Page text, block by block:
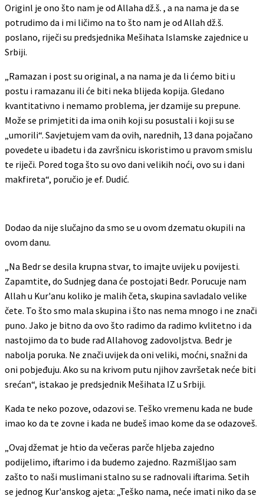
Originl je ono što nam je od Allaha dž.š. , a na nama je da se
potrudimo da i mi ličimo na to što nam je od Allah dž.š.
poslano, riječi su predsjednika Mešihata Islamske zajednice u
Srbiji.
„Ramazan i post su original, a na nama je da li ćemo biti u
postu i ramazanu ili će biti neka blijeda kopija. Gledano
kvantitativno i nemamo problema, jer dzamije su prepune.
Može se primjetiti da ima onih koji su posustali i koji su se
„umorili“. Savjetujem vam da ovih, narednih, 13 dana pojačano
povedete u ibadetu i da završnicu iskoristimo u pravom smislu
te riječi. Pored toga što su ovo dani velikih noći, ovo su i dani
makfireta“, poručio je ef. Dudić.
Dodao da nije slučajno da smo se u ovom dzematu okupili na
ovom danu.
„Na Bedr se desila krupna stvar, to imajte uvijek u povijesti.
Zapamtite, do Sudnjeg dana će postojati Bedr. Porucuje nam
Allah u Kur'anu koliko je malih četa, skupina savladalo velike
čete. To što smo mala skupina i što nas nema mnogo i ne znači
puno. Jako je bitno da ovo što radimo da radimo kvlitetno i da
nastojimo da to bude rad Allahovog zadovoljstva. Bedr je
nabolja poruka. Ne znači uvijek da oni veliki, moćni, snažni da
oni pobjeđuju. Ako su na krivom putu njihov završetak neće biti
srećan“, istakao je predsjednik Mešihata IZ u Srbiji.
Kada te neko pozove, odazovi se. Teško vremenu kada ne bude
imao ko da te zovne i kada ne budeš imao kome da se odazoveš.
„Ovaj džemat je htio da večeras parče hljeba zajedno
podijelimo, iftarimo i da budemo zajedno. Razmišljao sam
zašto to naši muslimani stalno su se radnovali iftarima. Setih
se jednog Kur'anskog ajeta: „Teško nama, neće imati niko da se